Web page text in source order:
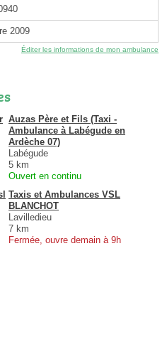
2009
Éditer les informations de mon ambulance
Auzas Père et Fils (Taxi -
Ambulance à Labégude en
Ardèche 07)
Labégude
5 km
Ouvert en continu
Taxis et Ambulances VSL
BLANCHOT
Lavilledieu
7 km
Fermée, ouvre demain à 9h